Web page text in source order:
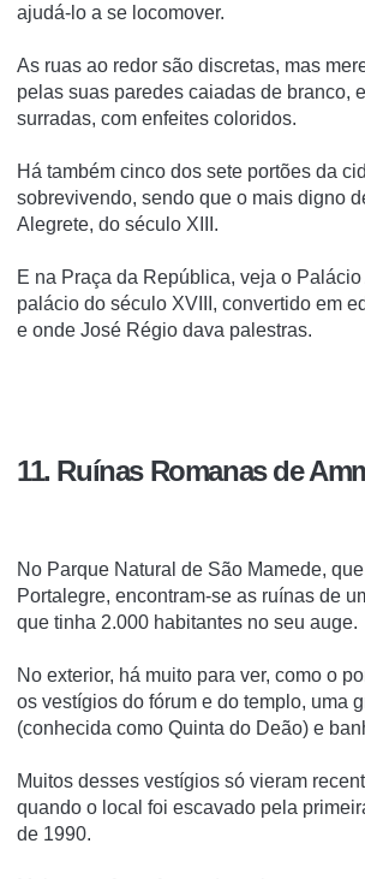
ajudá-lo a se locomover.
As ruas ao redor são discretas, mas
pelas suas paredes caiadas de branco,
surradas, com enfeites coloridos.
Há também cinco dos sete portões da
sobrevivendo, sendo que o mais digno
Alegrete, do século XIII.
E na Praça da República, veja o
palácio do século XVIII, convertido em
e onde José Régio dava palestras.
11. Ruínas Romanas de
No Parque Natural de São Mamede,
Portalegre, encontram-se as ruínas de
que tinha 2.000 habitantes no seu auge.
No exterior, há muito para ver, como o
os vestígios do fórum e do templo, uma
(conhecida como Quinta do Deão) e
Muitos desses vestígios só vieram
quando o local foi escavado pela
de 1990.